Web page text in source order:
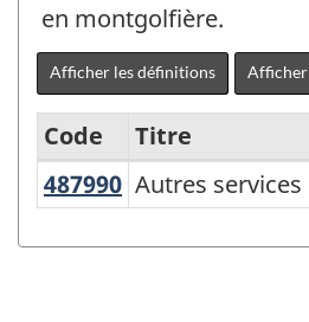
en montgolfière.
Afficher les définitions
Variante
Code
Titre
487990 Autres
Autres